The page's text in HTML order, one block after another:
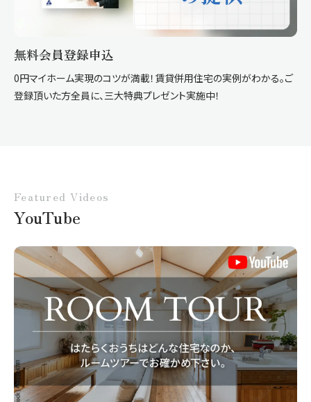
無料会員登録申込
0円マイホーム実現のコツが満載！賃貸併用住宅の実例がわかる。ご
登録頂いた方全員に、三大特典プレゼント実施中！
YouTube
Featured Videos